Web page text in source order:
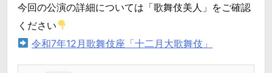
今回の公演の詳細については「歌舞伎美人」をご確認
ください
令和7年12月歌舞伎座「十二月大歌舞伎」